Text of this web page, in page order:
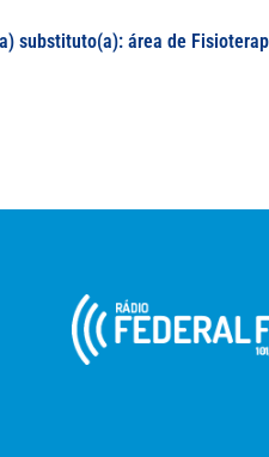
substituto(a): área de